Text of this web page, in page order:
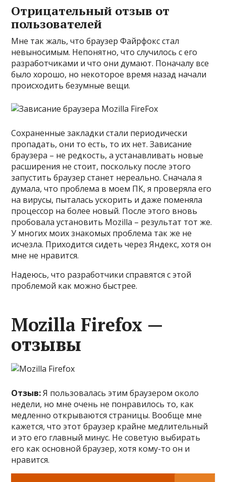
Отрицательный отзыв от
пользователей
Мне так жаль, что браузер Файрфокс стал
невыносимым. Непонятно, что случилось с его
разработчиками и что они думают. Поначалу все
было хорошо, но некоторое время назад начали
происходить безумные вещи.
Сохраненные закладки стали периодически
пропадать, они то есть, то их нет. Зависание
браузера – не редкость, а устанавливать новые
расширения не стоит, поскольку после этого
запустить браузер станет нереально. Сначала я
думала, что проблема в моем ПК, я проверяла его
на вирусы, пыталась ускорить и даже поменяла
процессор на более новый. После этого вновь
пробовала установить Mozilla – результат тот же.
У многих моих знакомых проблема так же не
исчезла. Приходится сидеть через Яндекс, хотя он
мне не нравится.
Надеюсь, что разработчики справятся с этой
проблемой как можно быстрее.
Mozilla Firefox —
отзывы
Отзыв:Я пользовалась этим браузером около
недели, но мне очень не понравилось то, как
медленно открываются страницы. Вообще мне
кажется, что этот браузер крайне медлительный
и это его главный минус. Не советую выбирать
его как основной браузер, хотя кому-то он и
нравится.